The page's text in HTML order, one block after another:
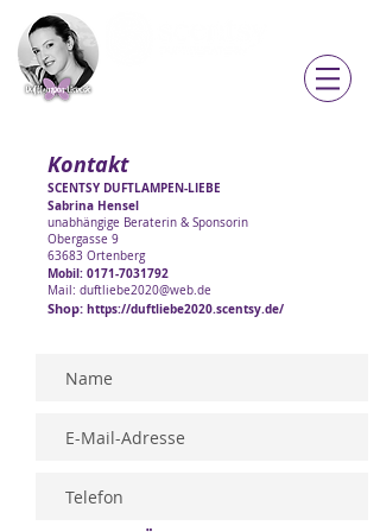
Kontakt
SCENTSY DUFTLAMPEN-LIEBE
Sabrina Hensel
unabhängige Beraterin & Sponsorin
Obergasse 9
63683 Ortenberg
Mobil: 0171-7031792
Mail: duftliebe2020@web.de
Shop: https://duftliebe2020.scentsy.de/